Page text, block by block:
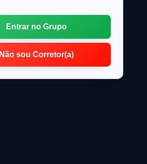
Entrar no Grupo
Não sou Corretor(a)